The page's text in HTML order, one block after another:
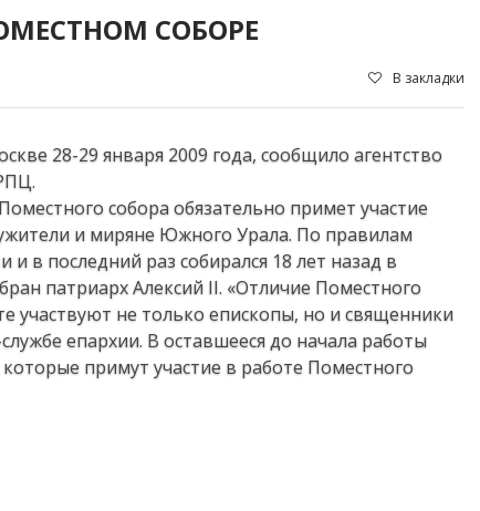
СОБОРЕ
В закладки
28-29 января 2009 года, сообщило агентство
собора обязательно примет участие
и миряне Южного Урала. По правилам
в последний раз собирался 18 лет назад в
патриарх Алексий II. «Отличие Поместного
участвуют не только епископы, но и священники
епархии. В оставшееся до начала работы
примут участие в работе Поместного